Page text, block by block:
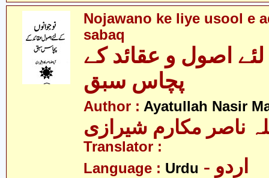
Nojawano ke liye usool e
sabaq
اصول و عقائد کے
پچاس سبق
Author : Ayatullah Nasir
ناصر مکارم شیرازی
Translator :
Language : Urdu - اردو